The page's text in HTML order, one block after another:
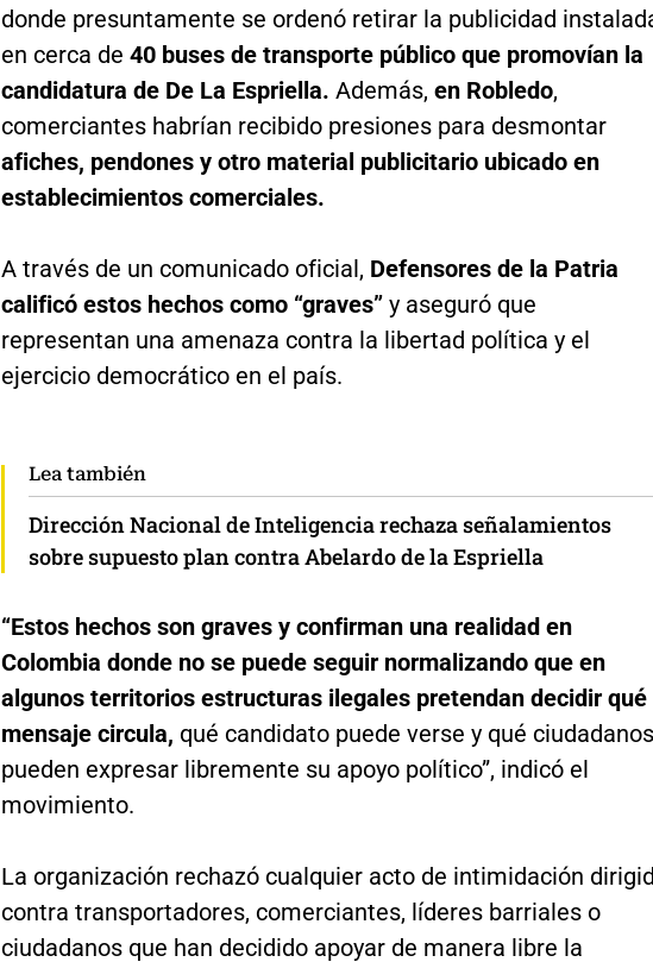
donde presuntamente se ordenó retirar la publicidad
en cerca de 40 buses de transporte público que promovían la
candidatura de De La Espriella. Además, en Robledo,
comerciantes habrían recibido presiones para desmontar
afiches, pendones y otro material publicitario ubicado en
establecimientos comerciales.
A través de un comunicado oficial, Defensores de la Patria
calificó estos hechos como “graves”y aseguró que
representan una amenaza contra la libertad política y el
ejercicio democrático en el país.
Lea también
Dirección Nacional de Inteligencia rechaza señalamientos
sobre supuesto plan contra Abelardo de la Espriella
“Estos hechos son graves y confirman una realidad en
Colombia donde no se puede seguir normalizando que en
algunos territorios estructuras ilegales pretendan decidir qué
mensaje circula, qué candidato puede verse y qué ciudadanos
pueden expresar libremente su apoyo político”, indicó el
movimiento.
La organización rechazó cualquier acto de intimidación
contra transportadores, comerciantes, líderes barriales o
ciudadanos que han decidido apoyar de manera libre la